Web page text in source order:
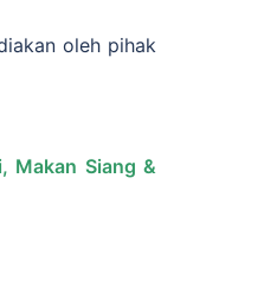
oleh pihak
Makan Siang &